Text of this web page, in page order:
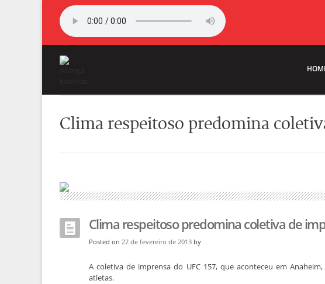
Clima respeitoso predomina
Clima respeitoso predomina coletiva de
Posted on 22 de fevereiro de 2013 by
A coletiva de imprensa do UFC 157, que aconteceu em
atletas.